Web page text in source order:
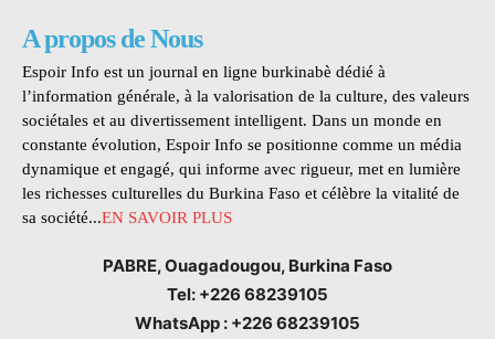
A propos de Nous
Espoir Info est un journal en ligne burkinabè dédié à
l’information générale, à la valorisation de la culture, des valeurs
sociétales et au divertissement intelligent. Dans un monde en
constante évolution, Espoir Info se positionne comme un média
dynamique et engagé, qui informe avec rigueur, met en lumière
les richesses culturelles du Burkina Faso et célèbre la vitalité de
sa société...EN SAVOIR PLUS
PABRE, Ouagadougou, Burkina Faso
Tel: +226 68239105
WhatsApp : +226 68239105